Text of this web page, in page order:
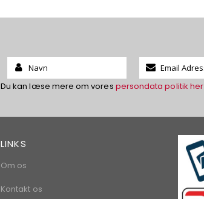
Name:
Tilmeld
dig
vores
Du kan læse mere om vores persondata politik her
LINKS
Om os
Kontakt os